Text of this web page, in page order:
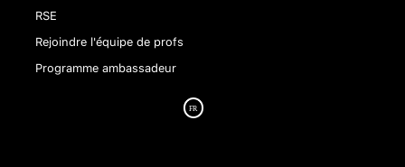
RSE
Rejoindre l'équipe de profs
Programme ambassadeur